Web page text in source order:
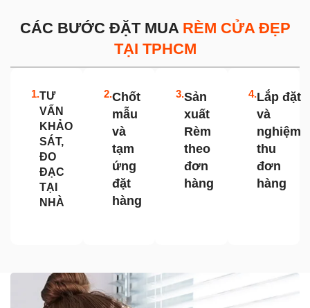
CÁC BƯỚC ĐẶT MUA RÈM CỬA ĐẸP
TẠI TPHCM
1.TƯ
VẤN
KHẢO
SÁT,
ĐO
ĐẠC
TẠI
NHÀ
2.Chốt
mẫu
và
tạm
ứng
đặt
hàng
3.Sản
xuất
Rèm
theo
đơn
hàng
4.Lắp đặt
và
nghiệm
thu
đơn
hàng